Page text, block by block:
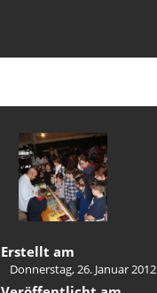
Erstellt am
Donnerstag, 26. Januar 2012